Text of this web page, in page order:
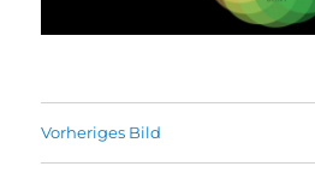
Vorheriges Bild